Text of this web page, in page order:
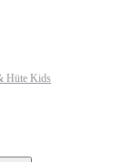
Hüte Kids